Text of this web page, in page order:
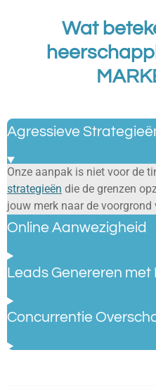
Wat
Agressieve
Onze aanpak is niet voor de
strategieën die de grenzen
jouw merk naar de
Online Aanwezigheid
Leads Genereren met
Concurrentie